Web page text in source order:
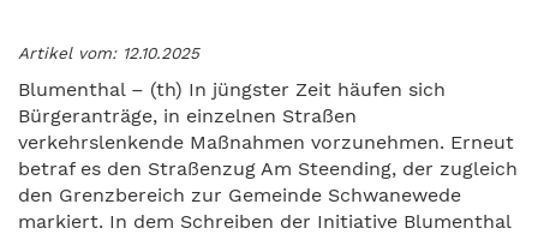
Artikel vom: 12.10.2025
Blumenthal – (th) In jüngster Zeit häufen sich
Bürgeranträge, in einzelnen Straßen
verkehrslenkende Maßnahmen vorzunehmen. Erneut
betraf es den Straßenzug Am Steending, der zugleich
den Grenzbereich zur Gemeinde Schwanewede
markiert. In dem Schreiben der Initiative Blumenthal